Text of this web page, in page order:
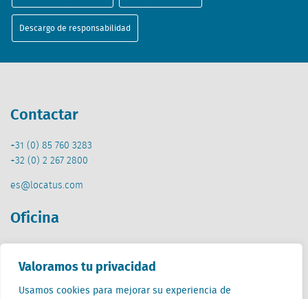
Valoramos tu privacidad
Usamos cookies para mejorar su experiencia de
Descargo de responsabilidad
Contactar
+31 (0) 85 760 3283
+32 (0) 2 267 2800
es@locatus.com
Oficina
Creative Valley
3511 ED Utrecht